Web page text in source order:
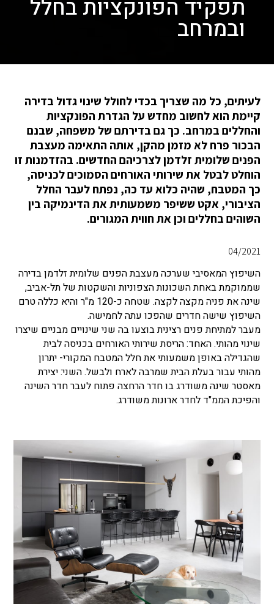
תפקיד הפונקציות בחלל
ובמרחב
לעיתים, כל מה שצריך בכדי לחולל שינוי גדול בדירה
קיימת הוא לחשוב מחדש על הגדרת הפונקציות
והחללים במרחב. כך גם בדירתם של משפחה, שבנם
הבכור פרח לא מזמן מהקן, אותה התאימה מעצבת
הפנים שלומית זלדמן לצרכיהם החדשים. בהזדמנות זו
הוחלט לבטל את שירותי האורחים הסמוכים לכניסה,
כך המטבח, שהיה כלוא עד כה, נפתח לעבר החלל
הציבורי, אקט ששיפר משמעותית את הדינמיקה בין
השוהים בחללים וכן את חווית המגורים.
04/2021
השיפוץ המאסיבי שערכה מעצבת הפנים שלומית זלדמן בדירה
שממוקמת באחת השכונות הצפוניות והשקטות של תל-אביב,
שינה את פניה מקצה לקצה. שטחה כ-120 מ"ר והיא כללה טרם
השיפוץ שישה חדרים שהפכו עתה לחמישה.
מעבר למתיחת פנים רצינית בוצעו בה שני שינויים מבניים שיצרו
שינוי מהותי. האחד: הריסת שירותי האורחים בכניסה לבית
שהגדילה באופן משמעותי את חלל המטבח המקורי- יתרון
מהותי עבור בעלת הבית שמרבה לארח ולבשל. השני: יצירת
מאסטר שינה משודרג בו חדר הרחצה פתוח לעבר חדר השינה
והפיכת הממ"ד לחדר ארונות משודרג.